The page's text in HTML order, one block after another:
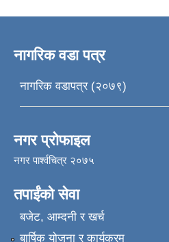
नागरिक वडा पत्र
नागरिक वडापत्र (२०७९)
नगर प्रोफाइल
नगर पार्श्वचित्र २०७५
तपाईंको सेवा
बजेट, आम्दनी र खर्च
बार्षिक योजना र कार्यक्रम